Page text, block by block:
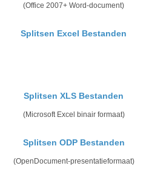
(Office 2007+ Word-document)
Splitsen Excel Bestanden
Splitsen XLS Bestanden
(Microsoft Excel binair formaat)
Splitsen ODP Bestanden
(OpenDocument-presentatieformaat)